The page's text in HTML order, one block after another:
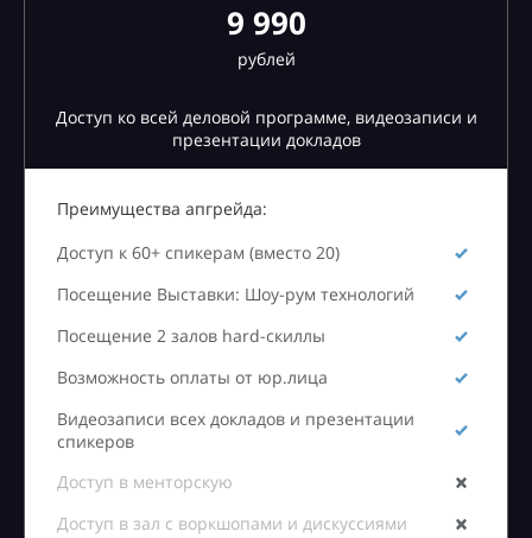
9 990
рублей
Доступ ко всей деловой программе, видеозаписи и
презентации докладов
Преимущества апгрейда:
Доступ к 60+ спикерам (вместо 20)
Посещение Выставки: Шоу-рум технологий
Посещение 2 залов hard-скиллы
Возможность оплаты от юр.лица
Видеозаписи всех докладов и презентации
спикеров
Доступ в менторскую
Доступ в зал с воркшопами и дискуссиями